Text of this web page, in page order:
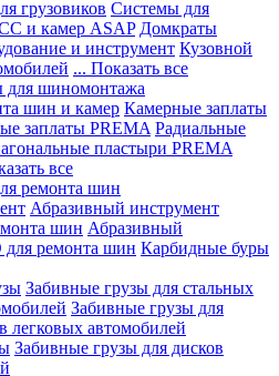
грузовиков Системы для
и камер ASAP Домкраты
и инструмент Кузовной
... Показать все
для шиномонтажа
шин и камер Камерные заплаты
заплаты PREMA Радиальные
пластыри PREMA
все
ремонта шин
Абразивный инструмент
шин Абразивный
для ремонта шин Карбидные буры
Забивные грузы для стальных
Забивные грузы для
легковых автомобилей
Забивные грузы для дисков